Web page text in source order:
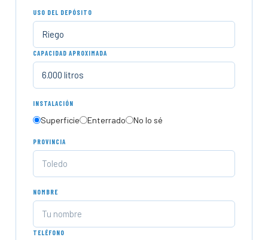
USO DEL DEPÓSITO
CAPACIDAD APROXIMADA
INSTALACIÓN
Superficie Enterrado No lo sé
PROVINCIA
NOMBRE
TELÉFONO